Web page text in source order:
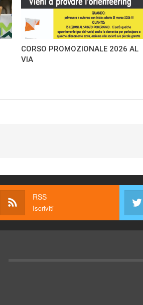
CORSO PROMOZIONALE 2026 AL
VIA
RSS
Iscriviti